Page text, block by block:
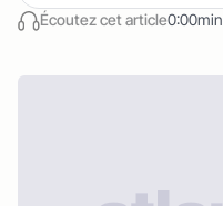
Écoutez cet article0:00min